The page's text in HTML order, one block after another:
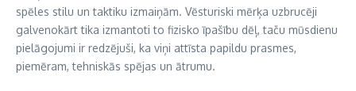
spēles stilu un taktiku izmaiņām. Vēsturiski mērķa uzbrucēji
galvenokārt tika izmantoti to fizisko īpašību dēļ, taču mūsdienu
pielāgojumi ir redzējuši, ka viņi attīsta papildu prasmes,
piemēram, tehniskās spējas un ātrumu.